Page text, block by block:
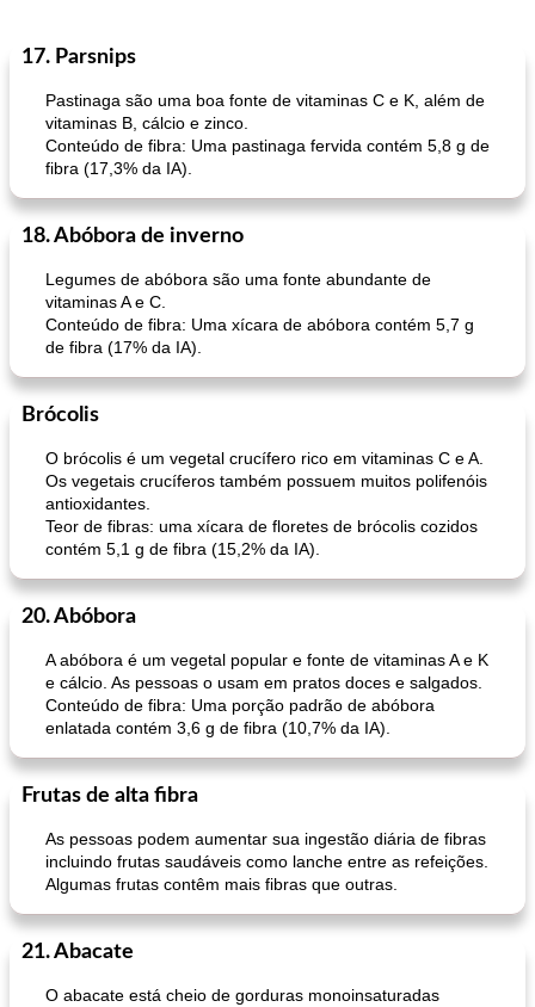
Acompanhamento
molho barbecue fácil do eixo
17. Parsnips
Pastinaga são uma boa fonte de vitaminas C e K, além de
vitaminas B, cálcio e zinco.
Conteúdo de fibra: Uma pastinaga fervida contém 5,8 g de
fibra (17,3% da IA).
18. Abóbora de inverno
Legumes de abóbora são uma fonte abundante de
vitaminas A e C.
Conteúdo de fibra: Uma xícara de abóbora contém 5,7 g
de fibra (17% da IA).
Brócolis
O brócolis é um vegetal crucífero rico em vitaminas C e A.
Os vegetais crucíferos também possuem muitos polifenóis
antioxidantes.
Teor de fibras: uma xícara de floretes de brócolis cozidos
contém 5,1 g de fibra (15,2% da IA).
20. Abóbora
A abóbora é um vegetal popular e fonte de vitaminas A e K
e cálcio. As pessoas o usam em pratos doces e salgados.
Conteúdo de fibra: Uma porção padrão de abóbora
enlatada contém 3,6 g de fibra (10,7% da IA).
Frutas de alta fibra
As pessoas podem aumentar sua ingestão diária de fibras
incluindo frutas saudáveis ​​como lanche entre as refeições.
Algumas frutas contêm mais fibras que outras.
21. Abacate
O abacate está cheio de gorduras monoinsaturadas